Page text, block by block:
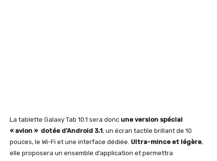
La tablette Galaxy Tab 10.1 sera donc une version spécial
« avion » dotée d’Android 3.1, un écran tactile brillant de 10
pouces, le Wi-Fi et une interface dédiée. Ultra-mince et légère,
elle proposera un ensemble d’application et permettra